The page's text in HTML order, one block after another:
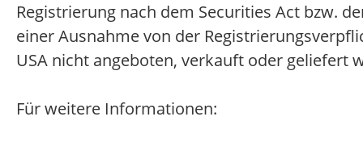
Registrierung nach dem Securities Act bzw.
einer Ausnahme von der
USA nicht angeboten, verkauft oder geliefert
Für weitere Informationen: